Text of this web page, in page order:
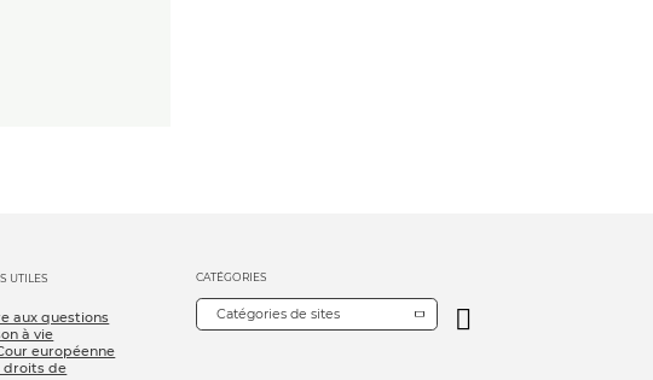
UTILES
aux questions
à vie
européenne
droits de
CATÉGORIES
Catégories de sites